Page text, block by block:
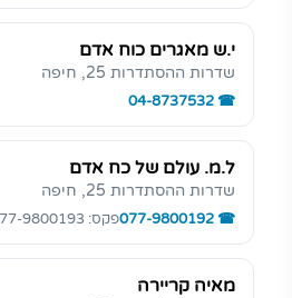
י.ש מאגרים כוח אדם
שדרות ההסתדרות 25, חיפה
04-8737532
ל.מ. עולם של כח אדם
שדרות ההסתדרות 25, חיפה
077-9800192פקס: 077-9800193
מאיה קריירה